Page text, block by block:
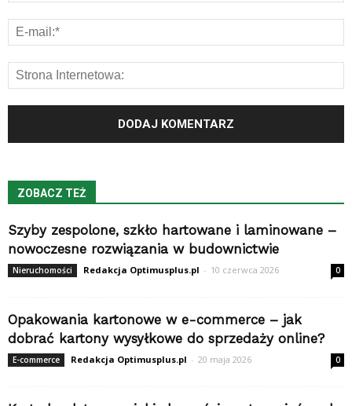
ZOBACZ TEŻ
Szyby zespolone, szkło hartowane i laminowane –
nowoczesne rozwiązania w budownictwie
Nieruchomości Redakcja Optimusplus.pl - 10 czerwca 2026 0
Opakowania kartonowe w e-commerce – jak
dobrać kartony wysyłkowe do sprzedaży online?
E-commerce Redakcja Optimusplus.pl - 20 maja 2026 0